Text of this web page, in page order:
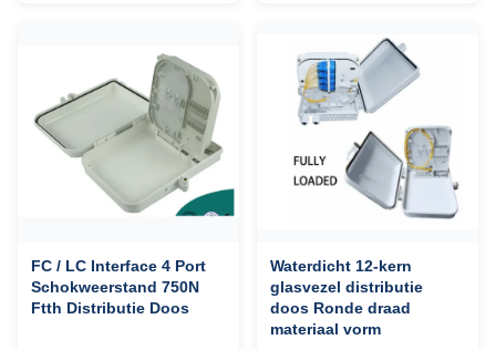
FC / LC Interface 4 Port
Schokweerstand 750N
Ftth Distributie Doos
Waterdicht 12-kern
glasvezel distributie
doos Ronde draad
materiaal vorm